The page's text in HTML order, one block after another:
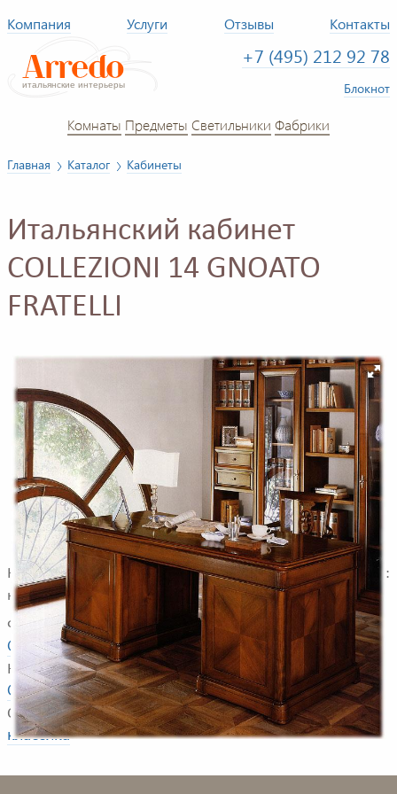
Компания Услуги Отзывы Контакты
+7 (495) 212 92 78
Блокнот
Комнаты Предметы Светильники Фабрики
Главная Каталог Кабинеты
Итальянский кабинет
COLLEZIONI 14 GNOATO
FRATELLI
Композиция для кабинета. В композицию входят:
книжный шкаф, письменный стол, кресло.
Фабрика
GNOATO FRATELLI
Коллекция
COLLEZIONI
Стили
классика